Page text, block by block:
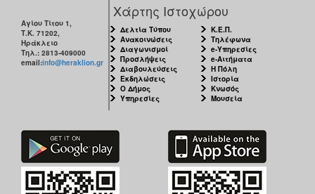
Αγίου Τίτου 1,
Τ.Κ. 71202,
Ηράκλειο
Τηλ.: 2813-409000
email:info@heraklion.gr
Χάρτης Ιστοχώρου
Δελτία Τύπου
Ανακοινώσεις
Διαγωνισμοί
Προσλήψεις
Διαβουλεύσεις
Εκδηλώσεις
Ο Δήμος
Υπηρεσίες
Κ.Ε.Π.
Τηλέφωνα
e-Υπηρεσίες
e-Αιτήματα
Η Πόλη
Ιστορία
Κνωσός
Μουσεία